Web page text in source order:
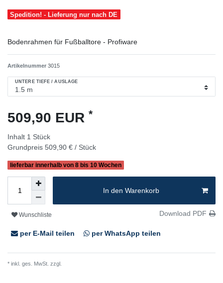
Spedition! - Lieferung nur nach DE
Bodenrahmen für Fußballtore - Profiware
Artikelnummer 3015
UNTERE TIEFE / AUSLAGE
509,90 EUR *
Inhalt 1 Stück
Grundpreis 509,90 € / Stück
lieferbar innerhalb von 8 bis 10 Wochen
In den Warenkorb
Wunschliste Download PDF
per E-Mail teilen per WhatsApp teilen
* inkl. ges. MwSt. zzgl.